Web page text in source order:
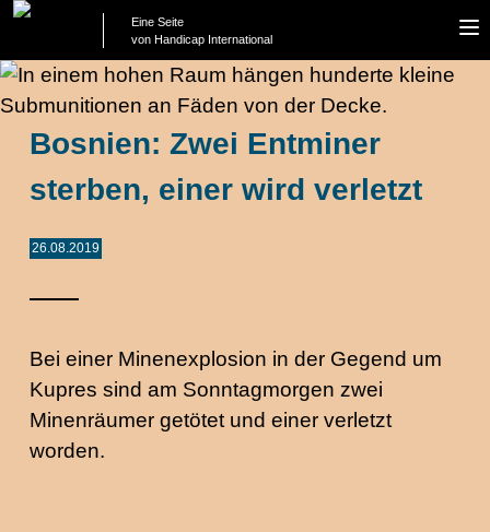
Eine Seite
von Handicap International
Bosnien: Zwei Entminer
sterben, einer wird verletzt
26.08.2019
Bei einer Minenexplosion in der Gegend um
Kupres sind am Sonntagmorgen zwei
Minenräumer getötet und einer verletzt
worden.